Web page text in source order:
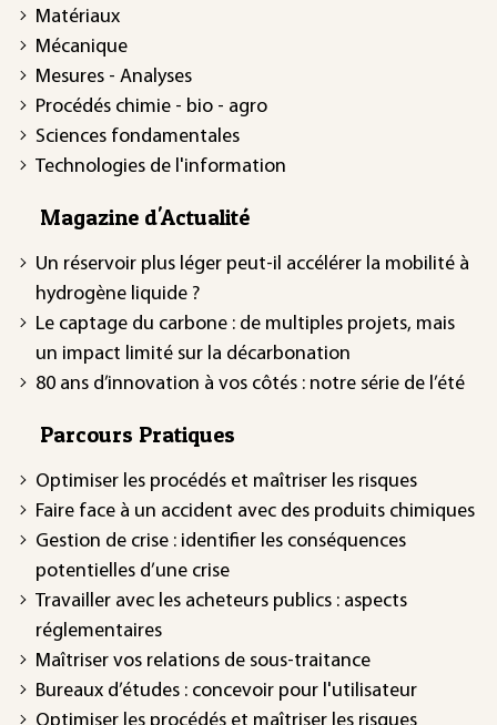
Matériaux
Mécanique
Mesures - Analyses
Procédés chimie - bio - agro
Sciences fondamentales
Technologies de l'information
Magazine d'Actualité
Un réservoir plus léger peut-il accélérer la mobilité à
hydrogène liquide ?
Le captage du carbone : de multiples projets, mais
un impact limité sur la décarbonation
80 ans d’innovation à vos côtés : notre série de l’été
Parcours Pratiques
Optimiser les procédés et maîtriser les risques
Faire face à un accident avec des produits chimiques
Gestion de crise : identifier les conséquences
potentielles d’une crise
Travailler avec les acheteurs publics : aspects
réglementaires
Maîtriser vos relations de sous-traitance
Bureaux d’études : concevoir pour l'utilisateur
Optimiser les procédés et maîtriser les risques